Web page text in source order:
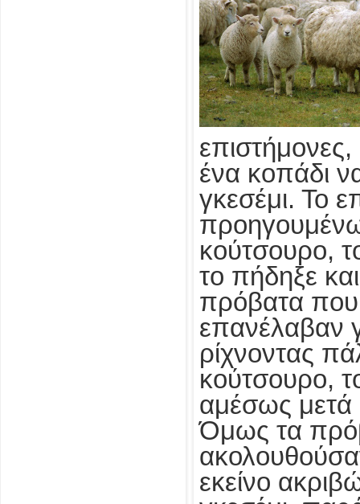
ένα κοπάδι
γκεσέμι. Το
κούτσουρο,
το πήδηξε
πρόβατα
επανέλαβαν
ρίχνοντας
κούτσουρο,
αμέσως
Όμως τα
εκείνο